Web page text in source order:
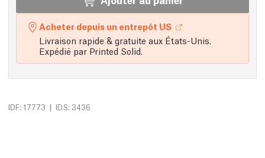
Acheter depuis un entrepôt US
Livraison rapide & gratuite aux États-Unis.
Expédié par Printed Solid.
IDF: 17773 | IDS: 3436